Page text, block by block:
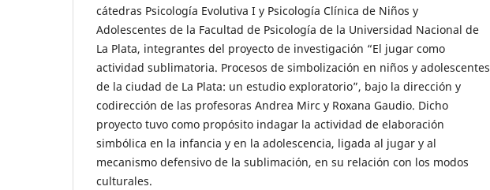
cátedras Psicología Evolutiva I y Psicología Clínica de Niños y
Adolescentes de la Facultad de Psicología de la Universidad Nacional de
La Plata, integrantes del proyecto de investigación “El jugar como
actividad sublimatoria. Procesos de simbolización en niños y adolescentes
de la ciudad de La Plata: un estudio exploratorio”, bajo la dirección y
codirección de las profesoras Andrea Mirc y Roxana Gaudio. Dicho
proyecto tuvo como propósito indagar la actividad de elaboración
simbólica en la infancia y en la adolescencia, ligada al jugar y al
mecanismo defensivo de la sublimación, en su relación con los modos
culturales.